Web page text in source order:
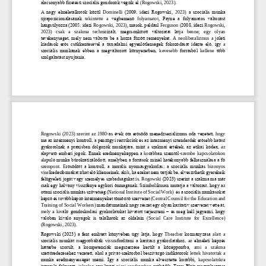
alacsonyabb fizetésű szociális gondozók végzik el (Rogowski, 2023).
A  nagy  elméletalkotók  közül Dominelli (2009,  idézi  Rogowski ,  2023) a  szociális  munka
újrapozicionálásának tekintette a végbemenő folyamatot, Payne  a  folyamatos  változást
hangsúlyozza (2005, idézi Rogowski , 2023), mások, például Ferguson (2008, idézi Rogowski
2023) csak a   szakma technicizált, megcsonkított változatát látja benne; egy   olyan
tevékenységet, mely nem váltotta be a hozzá fűzött reményeket. A neoliberalizmus  a jóléti
kiadások erős  csökkentésével  a  társadalmi  egyenlőtlenségek fokozódását  idézte  elő,  így a
szociális  munkának  ebben  a  megváltozott  környezetben, kevesebb forrásból kellene több
szolgáltatást nyújtania.
Rogowski (2023) szerint  az  1980-as évek óta erősödő menedzserializmus oda vezetett, hogy
ma az intézményi kontroll, a pénzügyi restrikciók és az intézményi sztenderdek erősebb hatást
gyakorolnak a praxisban dolgozók munkájára, mint a szakmai értékek, az etikai kódex, az
alapvető emberi jogok. Ennek eredményeképpen a korábban szemtől-szembe  kapcsolatokon
alapuló munka bürokratizálódott, amelyben a források minél hatékonyabb felhasználása a fő
szempont
Erősödött  a kontroll,  a  morális nyomásgyakorlás;  a  szociális  munkás bizonyos
viselkedésformákat írhat elő klienseinek, akik, ha ezeket nem tartják be, elveszíthetik gyerekeik
felügyeleti jogát vagy személyes szabadságukat is. Rogowski (2023) szerint a szakma ma már
csak egy halvány visszfénye egykori önmagának. Szimbolikusan mutatja a változást, hogy az
ottani szociális munkás szövetség (National Institute of Social Work) és a szociális munkásokat
képző és továbbképző intézményeket tömörítő szervezet (Central Counsil for the Education and
Training of Social Workers) mandátumainak nagy részét egy olyan karitatív szervezet vette át,
mely  a  kiváló gondoskodási gyakorlatokat hivatott terjeszteni – és meg kell jegyezni, hogy
valóban  kiváló  anyagok  is  találhatók  az  oldalain (Social  Care Institute  for  Excellence)
(Rogowski, 2023).
Rogowski  (2023) a fent  említett könyvében úgy látja, hogy Theacher kormányzása alatt a
szociális munkát megpróbálták visszafordítani a karitász gyakorlatához, az elméleti képzés
háttérbe  szorult,  a  kompetenciák  megszerzése  került  a  középpontba ,   ami   a   szakma
széttöredezéséhez vezetett, ahol a privát-szektorból beszivárgó indikátorok lettek hivatottak a
munka  eredményességét  mérni.
Így  a  szociális  munka  elvesztette  korábbi
kapcsolatokra